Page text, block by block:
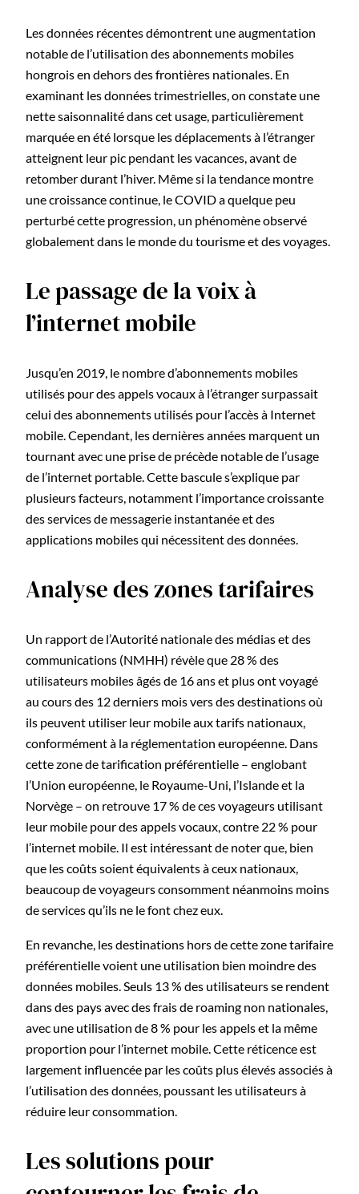
Les données récentes démontrent une augmentation
notable de l’utilisation des abonnements mobiles
hongrois en dehors des frontières nationales. En
examinant les données trimestrielles, on constate une
nette saisonnalité dans cet usage, particulièrement
marquée en été lorsque les déplacements à l’étranger
atteignent leur pic pendant les vacances, avant de
retomber durant l’hiver. Même si la tendance montre
une croissance continue, le COVID a quelque peu
perturbé cette progression, un phénomène observé
globalement dans le monde du tourisme et des voyages.
Le passage de la voix à
l’internet mobile
Jusqu’en 2019, le nombre d’abonnements mobiles
utilisés pour des appels vocaux à l’étranger surpassait
celui des abonnements utilisés pour l’accès à Internet
mobile. Cependant, les dernières années marquent un
tournant avec une prise de précède notable de l’usage
de l’internet portable. Cette bascule s’explique par
plusieurs facteurs, notamment l’importance croissante
des services de messagerie instantanée et des
applications mobiles qui nécessitent des données.
Analyse des zones tarifaires
Un rapport de l’Autorité nationale des médias et des
communications (NMHH) révèle que 28 % des
utilisateurs mobiles âgés de 16 ans et plus ont voyagé
au cours des 12 derniers mois vers des destinations où
ils peuvent utiliser leur mobile aux tarifs nationaux,
conformément à la réglementation européenne. Dans
cette zone de tarification préférentielle – englobant
l’Union européenne, le Royaume-Uni, l’Islande et la
Norvège – on retrouve 17 % de ces voyageurs utilisant
leur mobile pour des appels vocaux, contre 22 % pour
l’internet mobile. Il est intéressant de noter que, bien
que les coûts soient équivalents à ceux nationaux,
beaucoup de voyageurs consomment néanmoins moins
de services qu’ils ne le font chez eux.
En revanche, les destinations hors de cette zone tarifaire
préférentielle voient une utilisation bien moindre des
données mobiles. Seuls 13 % des utilisateurs se rendent
dans des pays avec des frais de roaming non nationales,
avec une utilisation de 8 % pour les appels et la même
proportion pour l’internet mobile. Cette réticence est
largement influencée par les coûts plus élevés associés à
l’utilisation des données, poussant les utilisateurs à
réduire leur consommation.
Les solutions pour